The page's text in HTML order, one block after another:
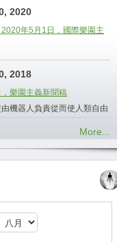
2020
年5月1日，國際樂園主
2018
樂園主義新聞稿
機器人負責從而使人類自由
More...